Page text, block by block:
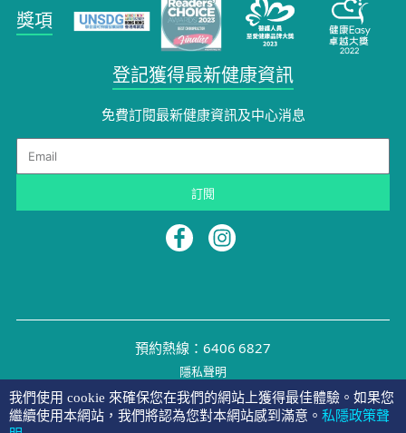
登記獲得最新健康資訊
免費訂閱最新健康資訊及中心消息
Email
訂閱
獎項
預約熱線：6406 6827
©2026 NYMG
隱私聲明
我們使用 cookie 來確保您在我們的網站上獲得最佳體驗。如果您
繼續使用本網站，我們將認為您對本網站感到滿意。 私隱政策聲